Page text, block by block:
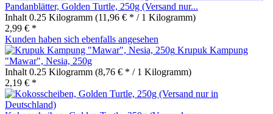
Pandanblätter, Golden Turtle, 250g (Versand nur...
Inhalt 0.25 Kilogramm (11,96 € * / 1 Kilogramm)
2,99 € *
Kunden haben sich ebenfalls angesehen
Krupuk Kampung
"Mawar", Nesia, 250g
Inhalt 0.25 Kilogramm (8,76 € * / 1 Kilogramm)
2,19 € *